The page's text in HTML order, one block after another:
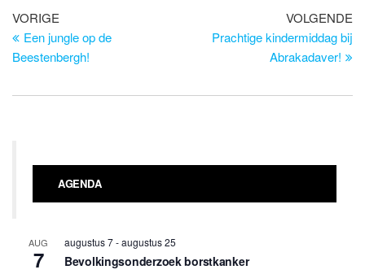
Bericht
navigatie
Vorig
bericht
VORIGE
Een jungle op de
Beestenbergh!
VOLGENDE
Prachtige kindermiddag bij
Abrakadaver!
AGENDA
AUG
7
augustus 7-augustus 25
Bevolkingsonderzoek borstkanker